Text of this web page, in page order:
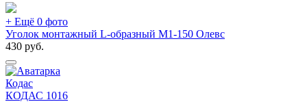
+ Ещё 0 фото
Уголок монтажный L-образный М1-150 Олевс
430 руб.
Кодас
КОДАС 1016